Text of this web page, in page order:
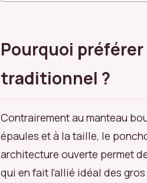
Pourquoi
traditionnel ?
Contrairement au manteau
épaules et à la taille, le
architecture ouverte permet
qui en fait l’allié idéal des